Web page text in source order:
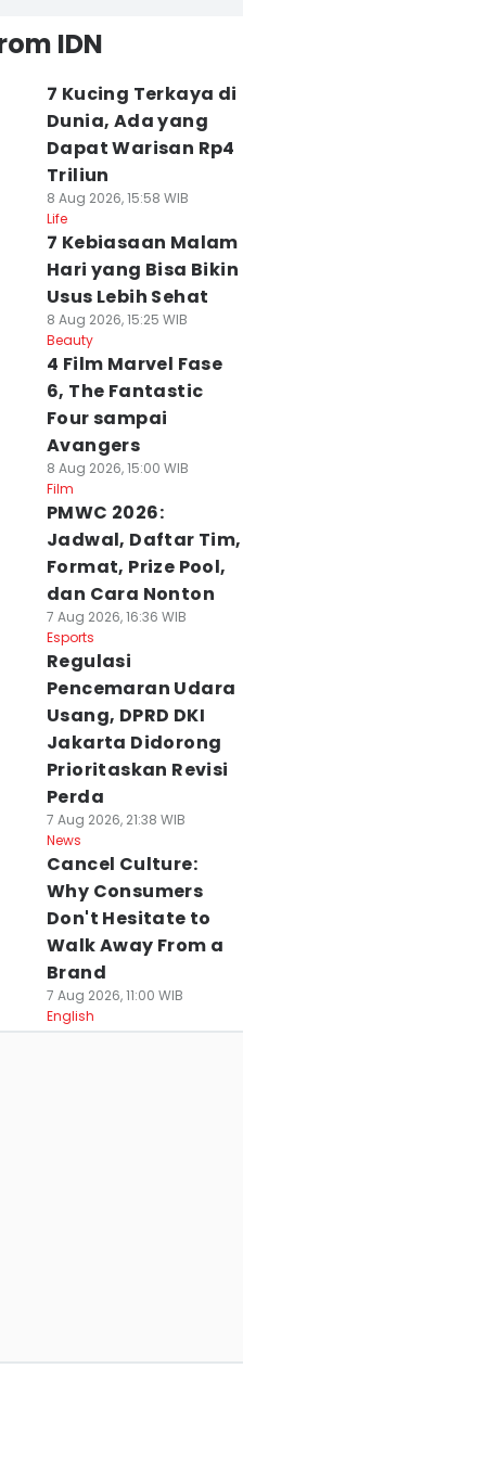
IDN
7 Kucing Terkaya di
Dunia, Ada yang
Dapat Warisan Rp4
Triliun
8 Aug 2026, 15:58 WIB
Life
7 Kebiasaan Malam
Hari yang Bisa Bikin
Usus Lebih Sehat
8 Aug 2026, 15:25 WIB
Beauty
4 Film Marvel Fase
6, The Fantastic
Four sampai
Avangers
8 Aug 2026, 15:00 WIB
Film
PMWC 2026:
Jadwal, Daftar Tim,
Format, Prize Pool,
dan Cara Nonton
7 Aug 2026, 16:36 WIB
Esports
Regulasi
Pencemaran Udara
Usang, DPRD DKI
Jakarta Didorong
Prioritaskan Revisi
Perda
7 Aug 2026, 21:38 WIB
News
Cancel Culture:
Why Consumers
Don't Hesitate to
Walk Away From a
Brand
7 Aug 2026, 11:00 WIB
English